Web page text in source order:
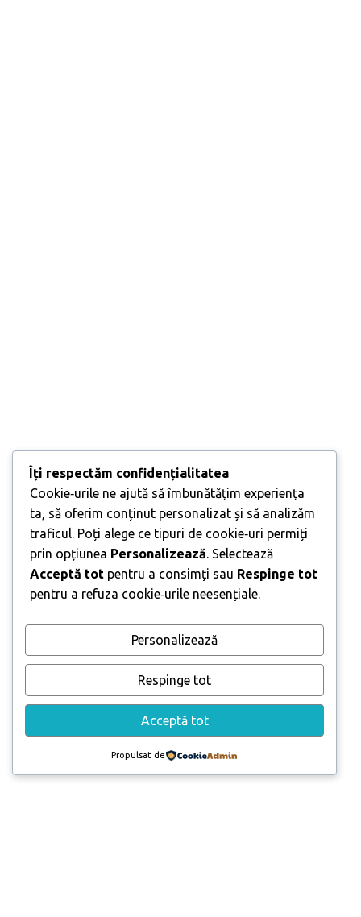
Îți respectăm confidențialitatea
Cookie‑urile ne ajută să îmbunătățim experiența
ta, să oferim conținut personalizat și să analizăm
traficul. Poți alege ce tipuri de cookie‑uri permiți
prin opțiunea Personalizează. Selectează
Acceptă tot pentru a consimți sau Respinge tot
pentru a refuza cookie‑urile neesențiale.
Personalizează
Respinge tot
Acceptă tot
Propulsat de